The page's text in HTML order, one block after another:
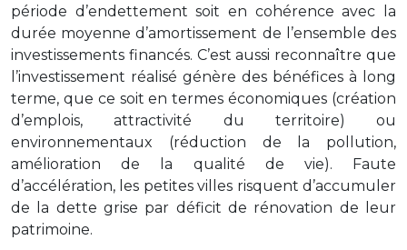
période d’endettement soit en cohérence avec la
durée moyenne d’amortissement de l’ensemble des
investissements financés. C’est aussi reconnaître que
l’investissement réalisé génère des bénéfices à long
terme, que ce soit en termes économiques (création
d’emplois, attractivité du territoire) ou
environnementaux (réduction de la pollution,
amélioration de la qualité de vie). Faute
d’accélération, les petites villes risquent d’accumuler
de la dette grise par déficit de rénovation de leur
patrimoine.